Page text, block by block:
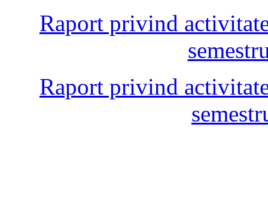
Raport privind
Raport privind